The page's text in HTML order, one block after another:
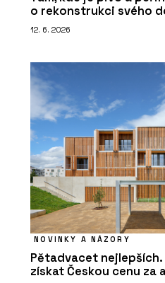
o rekonstrukci svého
12. 6. 2026
NOVINKY A NÁZORY
Pětadvacet
získat Českou cenu za